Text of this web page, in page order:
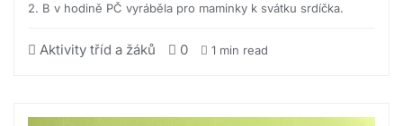
2. B v hodině PČ vyráběla pro maminky k svátku srdíčka.
Aktivity tříd a žáků 0 1 min read